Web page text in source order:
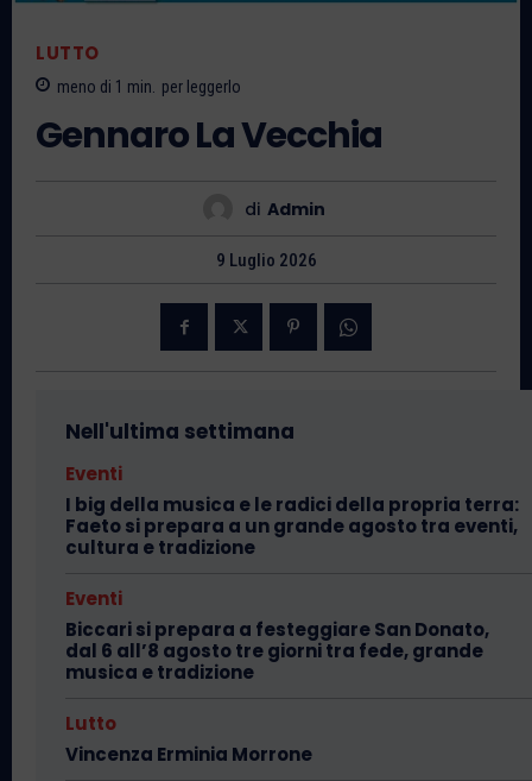
LUTTO
meno di 1 min. per leggerlo
Gennaro La Vecchia
di Admin
9 Luglio 2026
Nell'ultima settimana
Eventi
I big della musica e le radici della propria terra:
Faeto si prepara a un grande agosto tra eventi,
cultura e tradizione
Eventi
Biccari si prepara a festeggiare San Donato,
dal 6 all’8 agosto tre giorni tra fede, grande
musica e tradizione
Lutto
Vincenza Erminia Morrone